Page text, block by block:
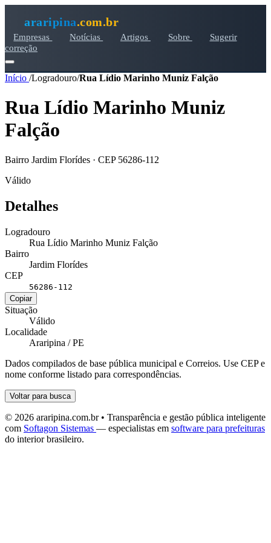
araripina.com.br
Empresas Notícias Artigos Sobre
Sugerir
correção
Início /Logradouro/Rua Lídio Marinho Muniz Falção
Rua Lídio Marinho Muniz
Falção
Bairro Jardim Florídes · CEP 56286-112
Válido
Detalhes
Logradouro
Rua Lídio Marinho Muniz Falção
Bairro
Jardim Florídes
CEP
56286-112
Copiar
Situação
Válido
Localidade
Araripina / PE
Dados compilados de base pública municipal e Correios. Use CEP e
nome conforme listado para correspondências.
Voltar para busca
© 2026 araripina.com.br • Transparência e gestão pública inteligente
com Softagon Sistemas — especialistas em software para prefeituras
do interior brasileiro.